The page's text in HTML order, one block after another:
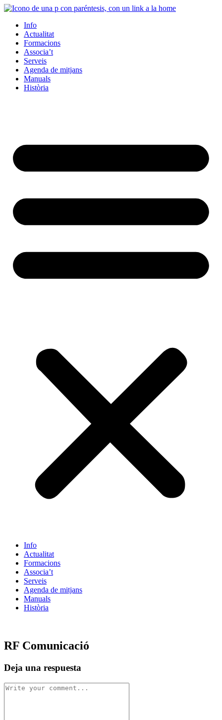
Info
Actualitat
Formacions
Associa’t
Serveis
Agenda de mitjans
Manuals
Història
Info
Actualitat
Formacions
Associa’t
Serveis
Agenda de mitjans
Manuals
Història
RF Comunicació
Deja una respuesta